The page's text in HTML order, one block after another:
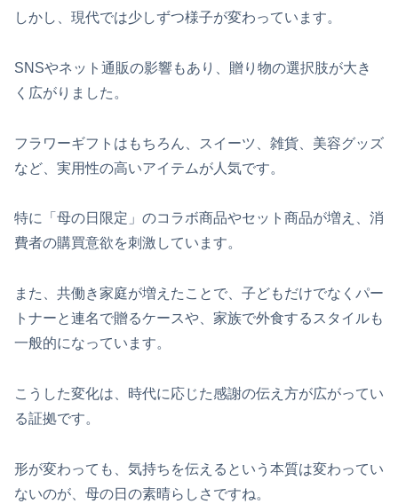
しかし、現代では少しずつ様子が変わっています。
SNSやネット通販の影響もあり、贈り物の選択肢が大き
く広がりました。
フラワーギフトはもちろん、スイーツ、雑貨、美容グッズ
など、実用性の高いアイテムが人気です。
特に「母の日限定」のコラボ商品やセット商品が増え、消
費者の購買意欲を刺激しています。
また、共働き家庭が増えたことで、子どもだけでなくパー
トナーと連名で贈るケースや、家族で外食するスタイルも
一般的になっています。
こうした変化は、時代に応じた感謝の伝え方が広がってい
る証拠です。
形が変わっても、気持ちを伝えるという本質は変わってい
ないのが、母の日の素晴らしさですね。